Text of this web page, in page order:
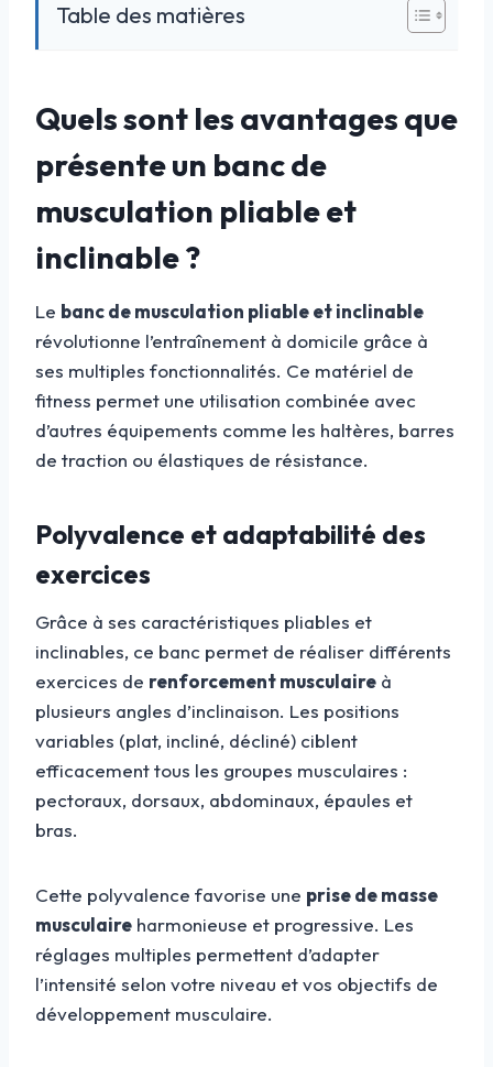
Table des matières
Quels sont les avantages que
présente un banc de
musculation pliable et
inclinable ?
Le banc de musculation pliable et inclinable
révolutionne l’entraînement à domicile grâce à
ses multiples fonctionnalités. Ce matériel de
fitness permet une utilisation combinée avec
d’autres équipements comme les haltères, barres
de traction ou élastiques de résistance.
Polyvalence et adaptabilité des
exercices
Grâce à ses caractéristiques pliables et
inclinables, ce banc permet de réaliser différents
exercices de renforcement musculaire à
plusieurs angles d’inclinaison. Les positions
variables (plat, incliné, décliné) ciblent
efficacement tous les groupes musculaires :
pectoraux, dorsaux, abdominaux, épaules et
bras.
Cette polyvalence favorise une prise de masse
musculaire harmonieuse et progressive. Les
réglages multiples permettent d’adapter
l’intensité selon votre niveau et vos objectifs de
développement musculaire.